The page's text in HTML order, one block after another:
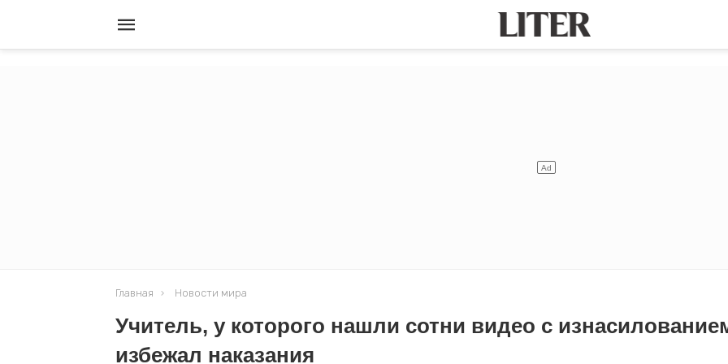
Главная Новости мира
Учитель, у которого нашли сотни видео с
избежал наказания